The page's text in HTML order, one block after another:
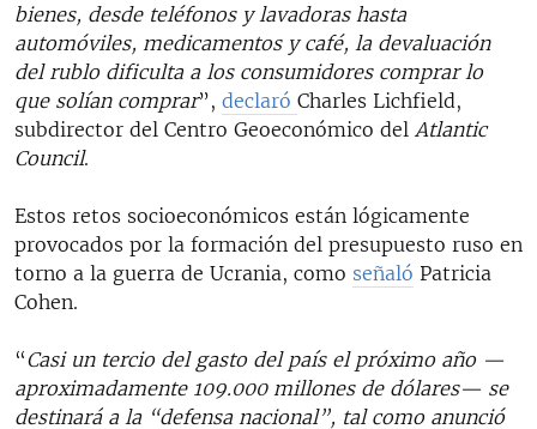
bienes, desde teléfonos y lavadoras hasta
automóviles, medicamentos y café, la devaluación
del rublo dificulta a los consumidores comprar lo
que solían comprar”, declaró Charles Lichfield,
subdirector del Centro Geoeconómico del Atlantic
Council.
Estos retos socioeconómicos están lógicamente
provocados por la formación del presupuesto ruso en
torno a la guerra de Ucrania, como señaló Patricia
Cohen.
“Casi un tercio del gasto del país el próximo año —
aproximadamente 109.000 millones de dólares— se
destinará a la “defensa nacional”, tal como anunció